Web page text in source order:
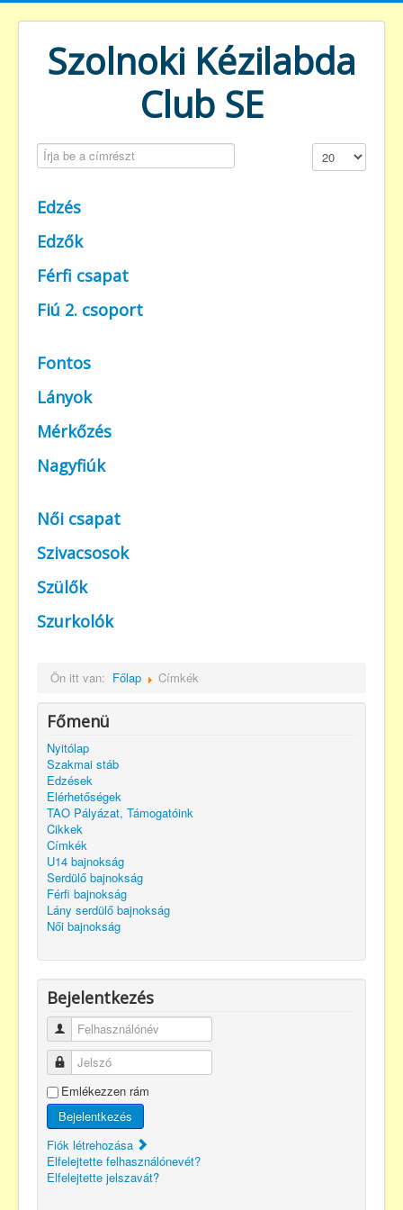
Szolnoki Kézilabda
Club SE
Írja be a címrészt Tételek #
Edzés
Edzők
Férfi csapat
Fiú 2. csoport
Fontos
Lányok
Mérkőzés
Nagyfiúk
Női csapat
Szivacsosok
Szülők
Szurkolók
Ön itt van: Főlap Címkék
Főmenü
Nyitólap
Szakmai stáb
Edzések
Elérhetőségek
TAO Pályázat, Támogatóink
Cikkek
Címkék
U14 bajnokság
Serdülő bajnokság
Férfi bajnokság
Lány serdülő bajnokság
Női bajnokság
Bejelentkezés
Felhasználónév
Jelszó
Emlékezzen rám
Bejelentkezés
Fiók létrehozása
Elfelejtette felhasználónevét?
Elfelejtette jelszavát?